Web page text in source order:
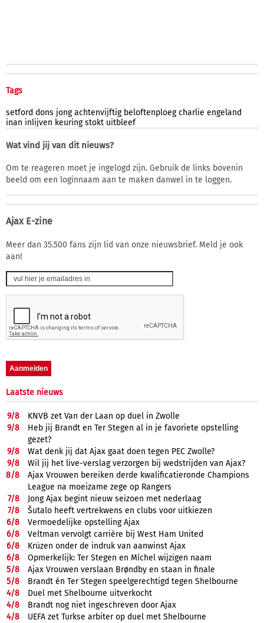
Tags
setford dons jong achtenvijftig beloftenploeg charlie engeland
inan inlijven keuring stokt uitbleef
Wat vind jij van dit nieuws?
Om te reageren moet je ingelogd zijn. Gebruik de links bovenin
beeld om een loginnaam aan te maken danwel in te loggen.
Ajax E-zine
Meer dan 35.500 fans zijn lid van onze nieuwsbrief. Meld je ook
aan!
Laatste nieuws
9/8
KNVB zet Van der Laan op duel in Zwolle
9/8
Heb jij Brandt en Ter Stegen al in je favoriete opstelling
gezet?
9/8
Wat denk jij dat Ajax gaat doen tegen PEC Zwolle?
9/8
Wil jij het live-verslag verzorgen bij wedstrijden van Ajax?
8/8
Ajax Vrouwen bereiken derde kwalificatieronde Champions
League na moeizame zege op Rangers
7/8
Jong Ajax begint nieuw seizoen met nederlaag
7/8
Šutalo heeft vertrekwens en clubs voor uitkiezen
6/8
Vermoedelijke opstelling Ajax
6/8
Veltman vervolgt carrière bij West Ham United
6/8
Krüzen onder de indruk van aanwinst Ajax
6/8
Opmerkelijk: Ter Stegen en Míchel wijzigen naam
5/8
Ajax Vrouwen verslaan Brøndby en staan in finale
5/8
Brandt én Ter Stegen speelgerechtigd tegen Shelbourne
4/8
Duel met Shelbourne uitverkocht
4/8
Brandt nog niet ingeschreven door Ajax
4/8
UEFA zet Turkse arbiter op duel met Shelbourne